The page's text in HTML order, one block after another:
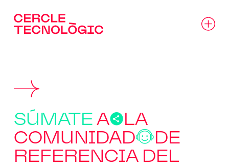
SÚMATE A}LA
COMUNIDADBDE
REFERENCIA DEL